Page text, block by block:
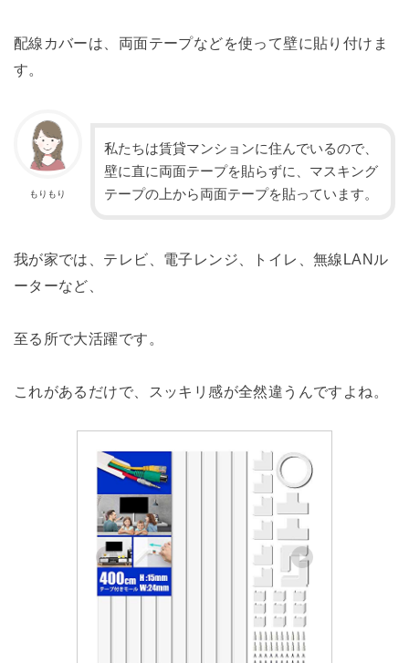
配線カバーは、両面テープなどを使って壁に貼り付けま
す。
もりもり
私たちは賃貸マンションに住んでいるので、
壁に直に両面テープを貼らずに、マスキング
テープの上から両面テープを貼っています。
我が家では、テレビ、電子レンジ、トイレ、無線LANル
ーターなど、
至る所で大活躍です。
これがあるだけで、スッキリ感が全然違うんですよね。